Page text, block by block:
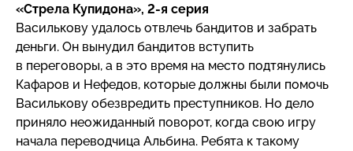
«Стрела Купидона», 2-я серия
Василькову удалось отвлечь бандитов и забрать
деньги. Он вынудил бандитов вступить
в переговоры, а в это время на место подтянулись
Кафаров и Нефедов, которые должны были помочь
Василькову обезвредить преступников. Но дело
приняло неожиданный поворот, когда свою игру
начала переводчица Альбина. Ребята к такому